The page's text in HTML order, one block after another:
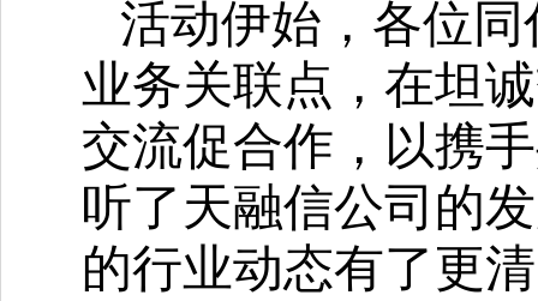
活动伊始，各位
业务关联点，在坦
交流促合作，以携
听了天融信公司的
的行业动态有了更